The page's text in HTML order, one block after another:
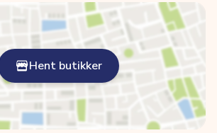
Hent butikker